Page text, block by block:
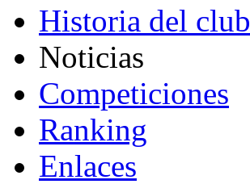
Historia del club
Noticias
Competiciones
Ranking
Enlaces